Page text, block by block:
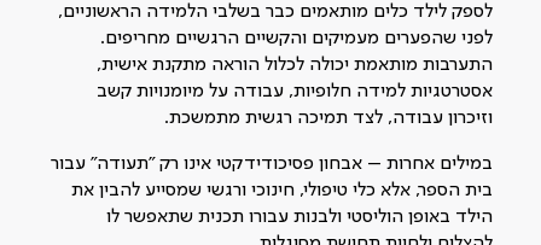
לספק לילד כלים מותאמים כבר בשלבי הלמידה הראשוניים,
לפני שהפערים מעמיקים והקשיים הרגשיים מחריפים.
התערבות מותאמת יכולה לכלול הוראה מתקנת אישית,
אסטרטגיות למידה חלופיות, עבודה על מיומנויות קשב
וזיכרון עבודה, לצד תמיכה רגשית מתמשכת.
במילים אחרות – אבחון פסיכודידקטי אינו רק "תעודה" עבור
בית הספר, אלא כלי טיפולי, חינוכי ורגשי שמסייע להבין את
הילד באופן הוליסטי ולבנות עבורו תכנית שתאפשר לו